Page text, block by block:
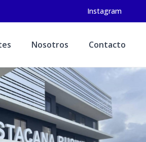
Instagram
Nosotros Contacto